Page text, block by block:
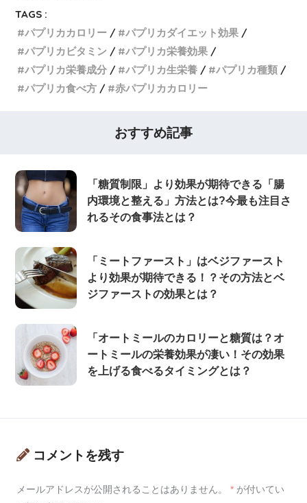
TAGS :
パプリカカロリー
パプリカダイエット効果
パプリカビタミン
パプリカ栄養効果
パプリカ栄養成分
パプリカ生栄養
パプリカ種類
パプリカ食べ方
赤パプリカカロリー
おすすめ記事
「糖質制限」より効果が期待できる「腸
内環境と整える」方法とは?今最も注目さ
れるその食事法とは？
「ミートファースト」はベジファースト
より効果が期待できる！？その方法とベ
ジファーストの効果とは？
「オートミールのカロリーと糖質は？オ
ートミールの栄養効果が凄い！その効果
を上げる食べるタイミングとは？
コメントを残す
メールアドレスが公開されることはありません。 * が付いてい